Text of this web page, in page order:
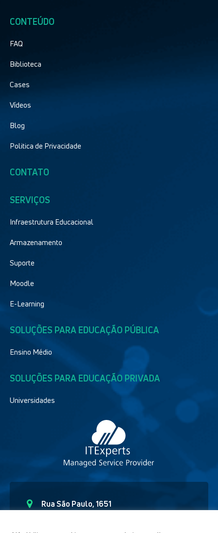
CONTEÚDO
FAQ
Biblioteca
Cases
Vídeos
Blog
Politica de Privacidade
CONTATO
SERVIÇOS
Infraestrutura Educacional
Armazenamento
Suporte
Moodle
E-Learning
SOLUÇÕES PARA EDUCAÇÃO PÚBLICA
Ensino Médio
SOLUÇÕES PARA EDUCAÇÃO PRIVADA
Universidades
Rua São Paulo, 1651
Curitiba – Paraná CEP - 80.6230-150